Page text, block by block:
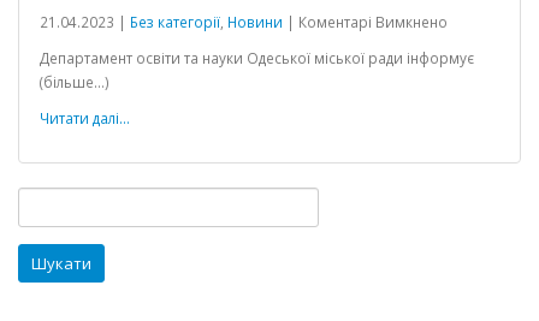
21.04.2023 | Без категорії Новини | Коментарі Вимкнено
резерву
сучасний
Департамент освіти та науки Одеської міської ради інформує
(більше…)
Читати далі...